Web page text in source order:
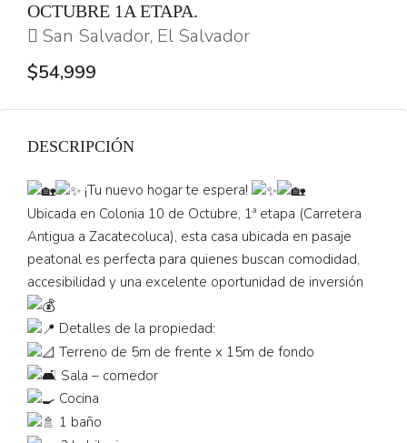
OCTUBRE 1A ETAPA.
San Salvador, El Salvador
$54,999
DESCRIPCIÓN
¡Tu nuevo hogar te espera!
Ubicada en Colonia 10 de Octubre, 1ª etapa (Carretera
Antigua a Zacatecoluca), esta casa ubicada en pasaje
peatonal es perfecta para quienes buscan comodidad,
accesibilidad y una excelente oportunidad de inversión
Detalles de la propiedad:
Terreno de 5m de frente x 15m de fondo
Sala – comedor
Cocina
1 baño